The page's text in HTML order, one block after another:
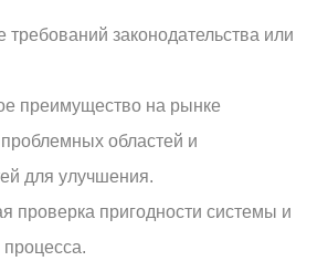
законодательства или
преимущество на рынке
областей и
для улучшения.
проверка пригодности системы и